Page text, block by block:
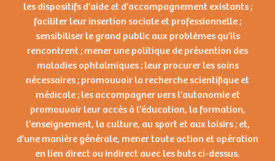
les dispositifs d’aide et d’accompagnement existants ;
faciliter leur insertion sociale et professionnelle ;
sensibiliser le grand public aux problèmes qu’ils
rencontrent ; mener une politique de prévention des
maladies ophtalmiques ; leur procurer les soins
nécessaires ; promouvoir la recherche scientifique et
médicale ; les accompagner vers l’autonomie et
promouvoir leur accès à l’éducation, la formation,
l’enseignement, la culture, au sport et aux loisirs ; et,
d’une manière générale, mener toute action et opération
en lien direct ou indirect avec les buts ci-dessus.